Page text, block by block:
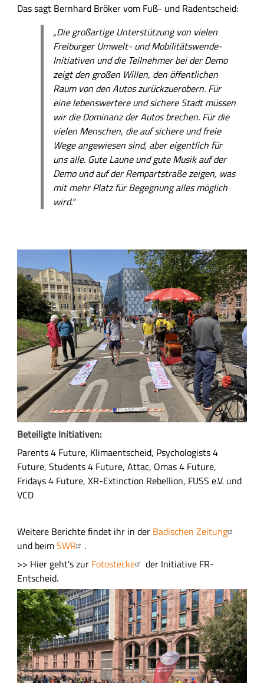
Das sagt Bernhard Bröker vom Fuß- und Radentscheid:
„Die großartige Unterstützung von vielen
Freiburger Umwelt- und Mobilitätswende-
Initiativen und die Teilnehmer bei der Demo
zeigt den großen Willen, den öffentlichen
Raum von den Autos zurückzuerobern. Für
eine lebenswertere und sichere Stadt müssen
wir die Dominanz der Autos brechen. Für die
vielen Menschen, die auf sichere und freie
Wege angewiesen sind, aber eigentlich für
uns alle. Gute Laune und gute Musik auf der
Demo und auf der Rempartstraße zeigen, was
mit mehr Platz für Begegnung alles möglich
wird.“
i
l
d
Beteiligte Initiativen:
Parents 4 Future, Klimaentscheid, Psychologists 4
Future, Students 4 Future, Attac, Omas 4 Future,
Fridays 4 Future, XR-Extinction Rebellion, FUSS e.V. und
VCD
Weitere Berichte findet ihr in der Badischen Zeitung
und beimSWR
.
>> Hier geht's zur Fotostecke
der Initiative FR-
Entscheid.
B
i
l
d